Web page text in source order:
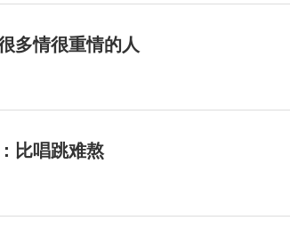
多情很重情的人
比唱跳难熬